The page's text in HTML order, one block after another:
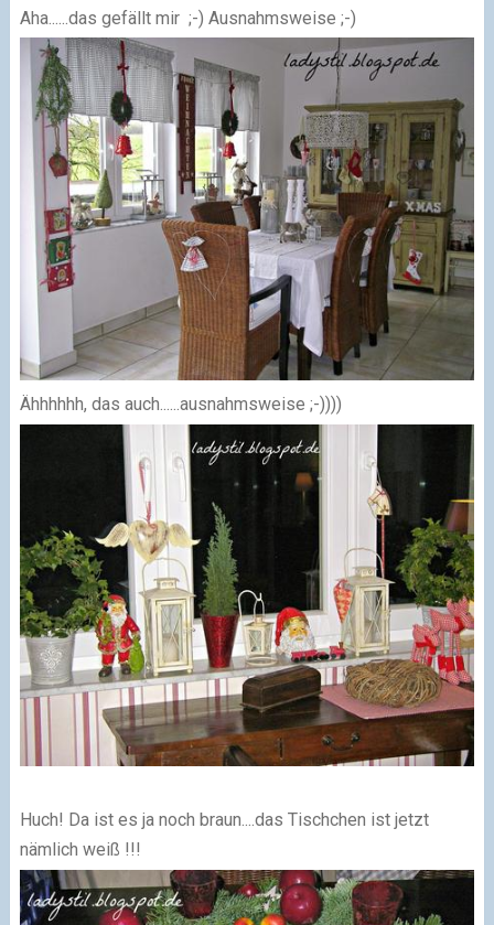
Aha......das gefällt mir ;-) Ausnahmsweise ;-)
Ähhhhhh, das auch......ausnahmsweise ;-))))
Huch! Da ist es ja noch braun....das Tischchen ist jetzt
nämlich weiß !!!